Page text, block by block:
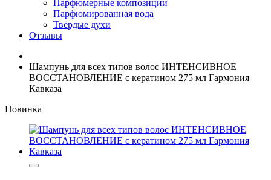
Парфюмерные композиции
Парфюмированная вода
Твёрдые духи
Отзывы
Шампунь для всех типов волос ИНТЕНСИВНОЕ
ВОССТАНОВЛЕНИЕ с кератином 275 мл Гармония
Кавказа
Новинка